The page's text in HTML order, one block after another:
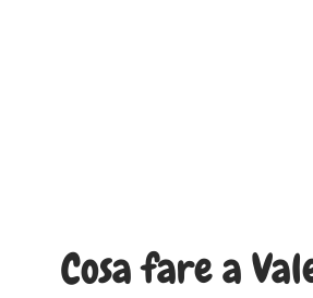
Cosa fare a